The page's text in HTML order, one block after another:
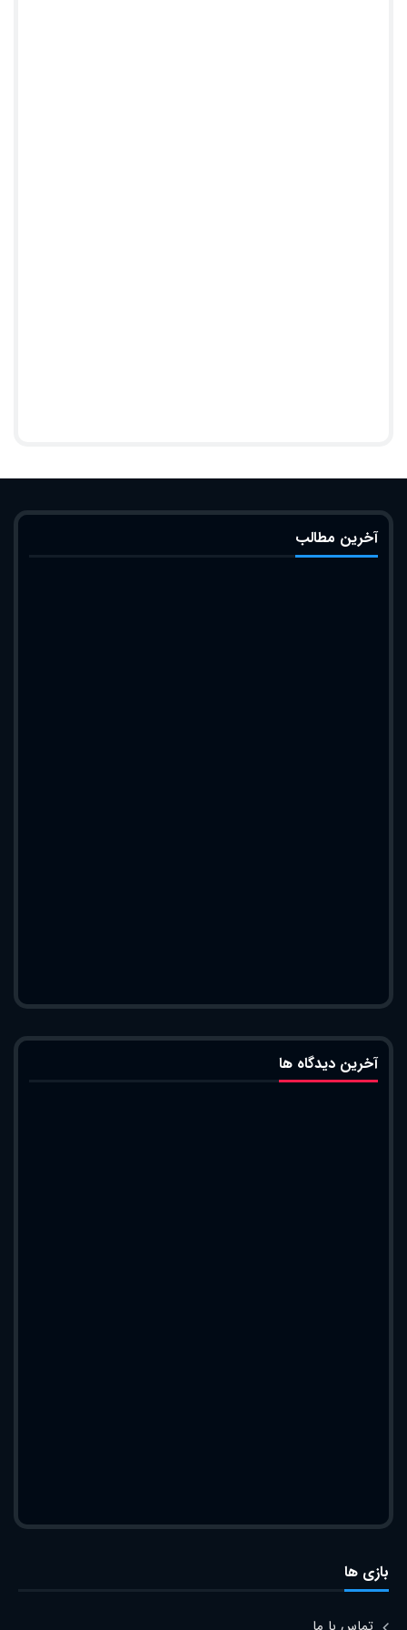
آخرین مطالب
آخرین دیدگاه ها
بازی ها